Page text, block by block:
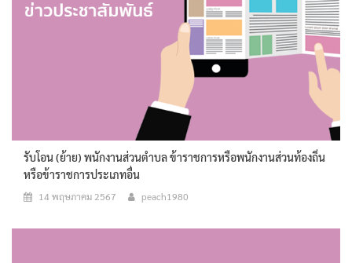
รับโอน (ย้าย) พนักงานส่วนตำบล ข้าราชการหรือพนักงานส่วนท้องถิ่น
หรือข้าราชการประเภทอื่น
14 พฤษภาคม 2567 peach1980